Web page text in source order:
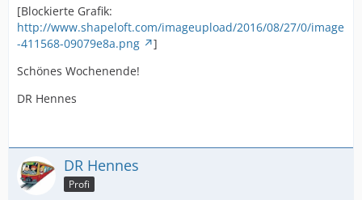
[Blockierte Grafik:
http://www.shapeloft.com/imageupload/2016/08/27/0/image
-411568-09079e8a.png
]
Schönes Wochenende!
DR Hennes
DR Hennes
Profi